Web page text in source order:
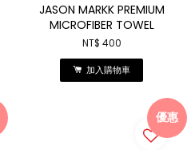
JASON MARKK PREMIUM
MICROFIBER TOWEL
NT$ 400
加入購物車
優惠